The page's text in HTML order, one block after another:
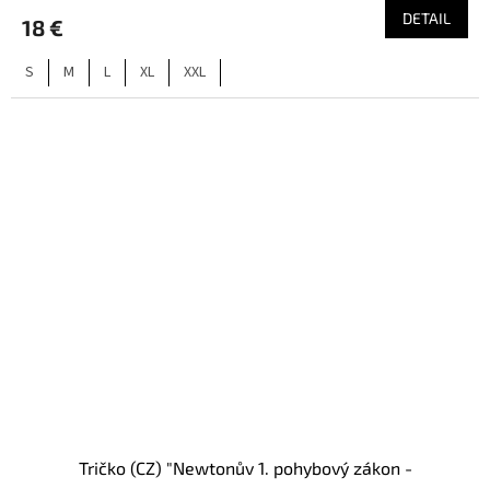
18 € DETAIL
S M L XL XXL
Tričko (CZ) "Newtonův 1. pohybový zákon -